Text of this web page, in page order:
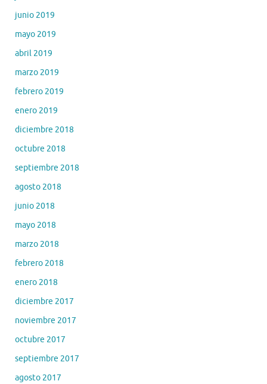
junio 2019
mayo 2019
abril 2019
marzo 2019
febrero 2019
enero 2019
diciembre 2018
octubre 2018
septiembre 2018
agosto 2018
junio 2018
mayo 2018
marzo 2018
febrero 2018
enero 2018
diciembre 2017
noviembre 2017
octubre 2017
septiembre 2017
agosto 2017